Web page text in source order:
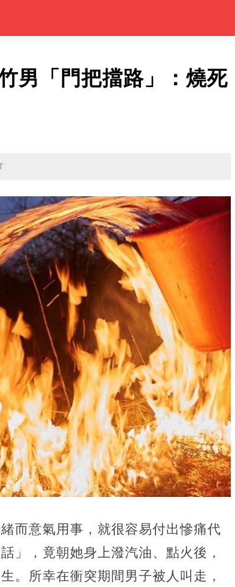
男「門把擋路」：燒死
而意氣用事，就很容易付出慘痛代
」，竟朝她身上潑汽油、點火後，
。所幸在衝突期間男子被人叫走，